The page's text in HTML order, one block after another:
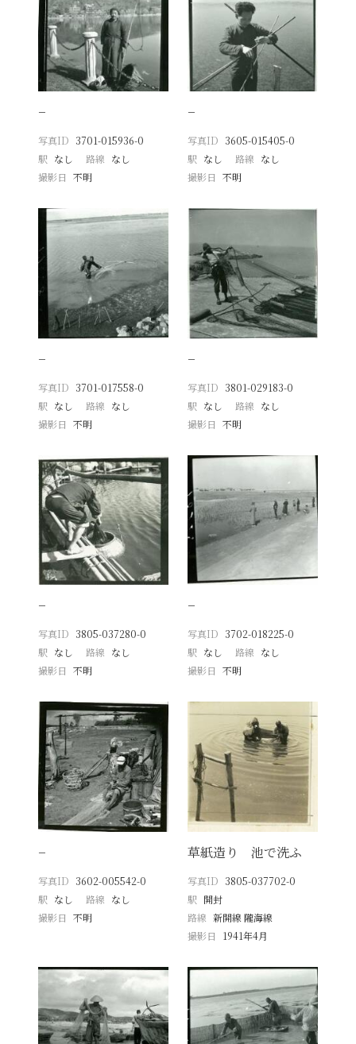
−
写真ID 3701-015936-0
駅 なし 路線 なし
撮影日
不明
−
写真ID 3605-015405-0
駅 なし 路線 なし
撮影日 不明
−
写真ID 3701-017558-0
駅 なし 路線 なし
撮影日
不明
−
写真ID 3801-029183-0
駅 なし 路線 なし
撮影日 不明
−
写真ID 3805-037280-0
駅 なし 路線 なし
撮影日
不明
−
写真ID 3702-018225-0
駅 なし 路線 なし
撮影日 不明
−
写真ID 3602-005542-0
駅 なし 路線 なし
撮影日
不明
草紙造り 池で洗ふ
写真ID 3805-037702-0
駅 開封
路線 新開線 隴海線
撮影日
1941年4月